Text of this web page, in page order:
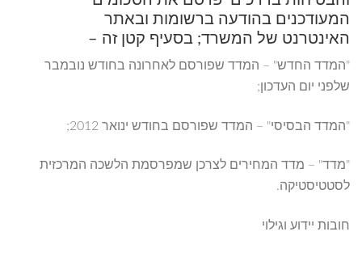
המעודכנים בהודעה ברשומות ובאתר
האינטרנט של המשרד; בסעיף קטן זה –
"המדד החדש" – המדד שפורסם לאחרונה בחודש נובמבר
שלפני יום העדכון;
"המדד הבסיסי" – המדד שפורסם בחודש ינואר 2012;
"מדד" – מדד המחירים לצרכן שמפרסמת הלשכה המרכזית
לסטטיסטיקה.
חובות יידוע וגילוי